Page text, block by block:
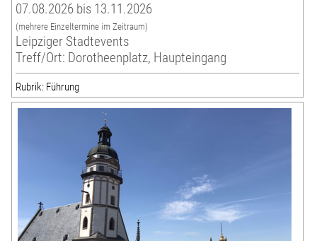
07.08.2026 bis 13.11.2026
(mehrere Einzeltermine im Zeitraum)
Leipziger Stadtevents
Treff/Ort: Dorotheenplatz, Haupteingang
Rubrik: Führung